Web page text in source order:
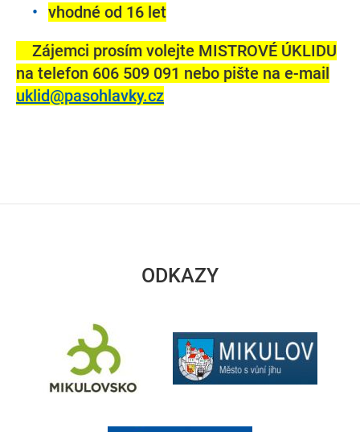
vhodné od 16 let
Zájemci prosím volejte MISTROVÉ ÚKLIDU
na telefon 606 509 091 nebo pište na e-mail
uklid@pasohlavky.cz
ODKAZY